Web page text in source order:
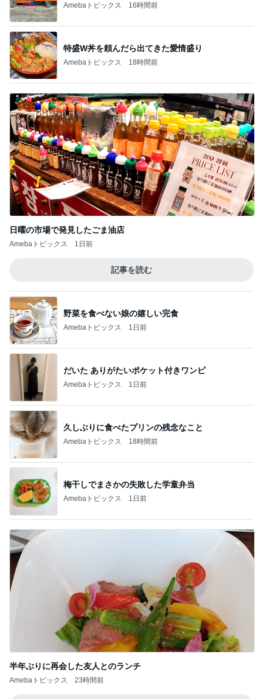
Amebaトピックス 16時間前
特盛W丼を頼んだら出てきた愛情盛り
Amebaトピックス 18時間前
日曜の市場で発見したごま油店
Amebaトピックス 1日前
記事を読む
野菜を食べない娘の嬉しい完食
Amebaトピックス 1日前
だいた ありがたいポケット付きワンピ
Amebaトピックス 1日前
久しぶりに食べたプリンの残念なこと
Amebaトピックス 18時間前
梅干しでまさかの失敗した学童弁当
Amebaトピックス 1日前
半年ぶりに再会した友人とのランチ
Amebaトピックス 23時間前